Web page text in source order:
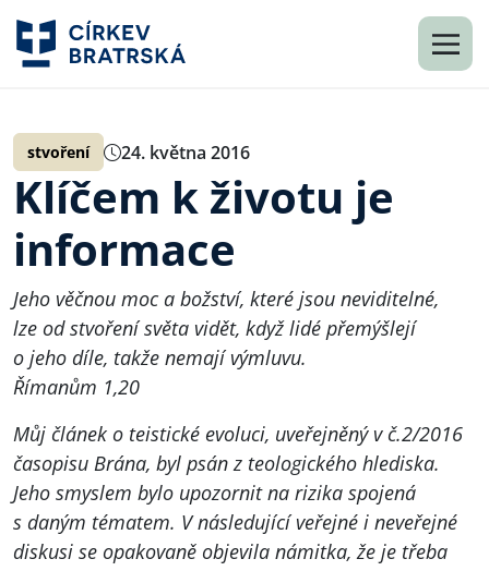
stvoření 24. května 2016
Klíčem k životu je
informace
Jeho věčnou moc a božství, které jsou neviditelné,
lze od stvoření světa vidět, když lidé přemýšlejí
o jeho díle, takže nemají výmluvu.
Římanům 1,20
Můj článek o teistické evoluci, uveřejněný v č.2/2016
časopisu Brána, byl psán z teologického hlediska.
Jeho smyslem bylo upozornit na rizika spojená
s daným tématem. V následujícíveřejné i neveřejné
diskusi se opakovaně objevila námitka, že je třeba